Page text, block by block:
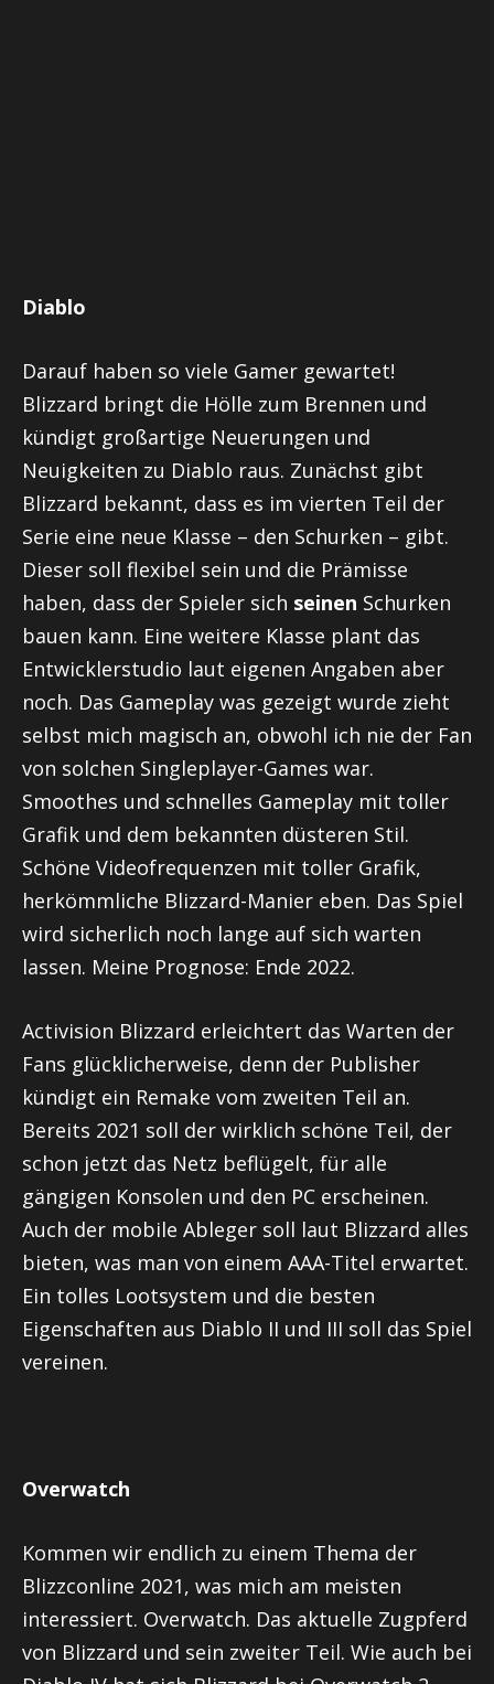
Diablo
Darauf haben so viele Gamer gewartet!
Blizzard bringt die Hölle zum Brennen und
kündigt großartige Neuerungen und
Neuigkeiten zu Diablo raus. Zunächst gibt
Blizzard bekannt, dass es im vierten Teil der
Serie eine neue Klasse – den Schurken – gibt.
Dieser soll flexibel sein und die Prämisse
haben, dass der Spieler sich seinen Schurken
bauen kann. Eine weitere Klasse plant das
Entwicklerstudio laut eigenen Angaben aber
noch. Das Gameplay was gezeigt wurde zieht
selbst mich magisch an, obwohl ich nie der Fan
von solchen Singleplayer-Games war.
Smoothes und schnelles Gameplay mit toller
Grafik und dem bekannten düsteren Stil.
Schöne Videofrequenzen mit toller Grafik,
herkömmliche Blizzard-Manier eben. Das Spiel
wird sicherlich noch lange auf sich warten
lassen. Meine Prognose: Ende 2022.
Activision Blizzard erleichtert das Warten der
Fans glücklicherweise, denn der Publisher
kündigt ein Remake vom zweiten Teil an.
Bereits 2021 soll der wirklich schöne Teil, der
schon jetzt das Netz beflügelt, für alle
gängigen Konsolen und den PC erscheinen.
Auch der mobile Ableger soll laut Blizzard alles
bieten, was man von einem AAA-Titel erwartet.
Ein tolles Lootsystem und die besten
Eigenschaften aus Diablo II und III soll das Spiel
vereinen.
Overwatch
Kommen wir endlich zu einem Thema der
Blizzconline 2021, was mich am meisten
interessiert. Overwatch. Das aktuelle Zugpferd
von Blizzard und sein zweiter Teil. Wie auch bei